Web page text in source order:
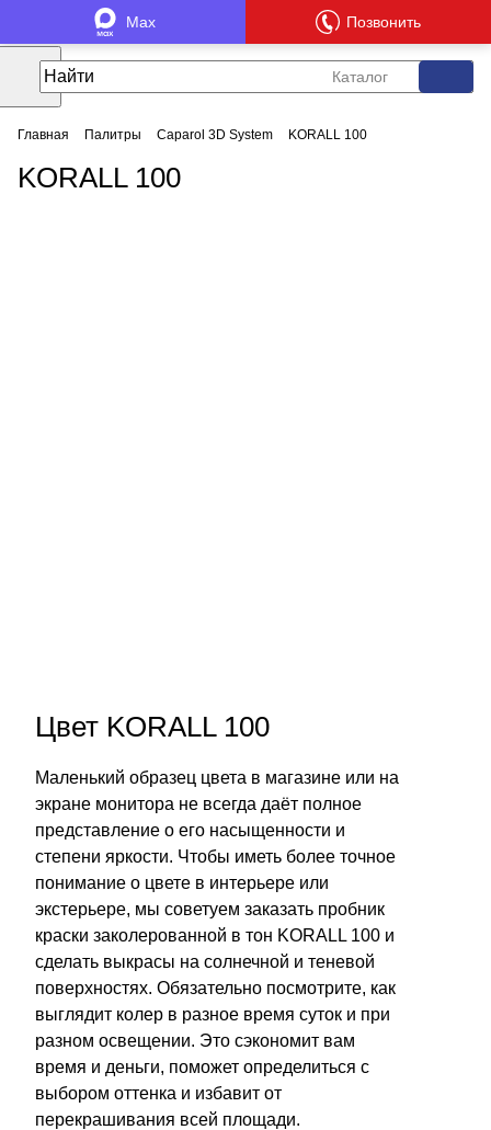
Каталог
Главная Палитры Caparol 3D System KORALL 100
KORALL 100
Цвет KORALL 100
Маленький образец цвета в магазине или на
экране монитора не всегда даёт полное
представление о его насыщенности и
степени яркости. Чтобы иметь более точное
понимание о цвете в интерьере или
экстерьере, мы советуем заказать пробник
краски заколерованной в тон KORALL 100 и
сделать выкрасы на солнечной и теневой
поверхностях. Обязательно посмотрите, как
выглядит колер в разное время суток и при
разном освещении. Это сэкономит вам
время и деньги, поможет определиться с
выбором оттенка и избавит от
перекрашивания всей площади.
Max Позвонить